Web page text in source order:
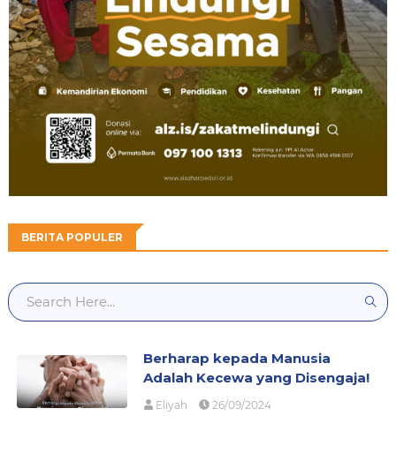
BERITA POPULER
Berharap kepada Manusia
Adalah Kecewa yang Disengaja!
Eliyah 26/09/2024